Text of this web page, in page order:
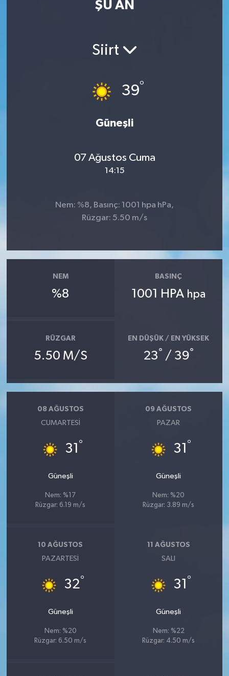
ŞU AN
Siirt
39°
Güneşli
07 Ağustos Cuma
14:15
Nem: %8, Basınç: 1001 hpa hPa,
Rüzgar: 5.50 m/s
NEM
%8
BASINÇ
1001 HPA hpa
RÜZGAR
5.50 M/S
EN DÜŞÜK / EN YÜKSEK
23° / 39°
08 AĞUSTOS
CUMARTESI
31 °
Güneşli
Nem: %17
Rüzgar: 6.19 m/s
09 AĞUSTOS
PAZAR
31 °
Güneşli
Nem: %20
Rüzgar: 3.89 m/s
10 AĞUSTOS
PAZARTESI
32°
Güneşli
Nem: %20
Rüzgar: 6.50 m/s
11 AĞUSTOS
SALI
31 °
Güneşli
Nem: %22
Rüzgar: 4.50 m/s
YAŞAM